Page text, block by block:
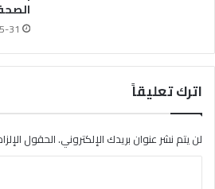
31
اترك تعليقاً
لن يتم نشر عنوان بريدك الإلكتروني.الحقول